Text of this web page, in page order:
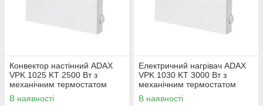
Конвектор настінний ADAX
VPK 1025 KT 2500 Вт з
механічним термостатом
(Норвегія)
В наявності
Електричний нагрівач ADAX
VPK 1030 KT 3000 Вт з
механічним термостатом
(Норвегія)
В наявності